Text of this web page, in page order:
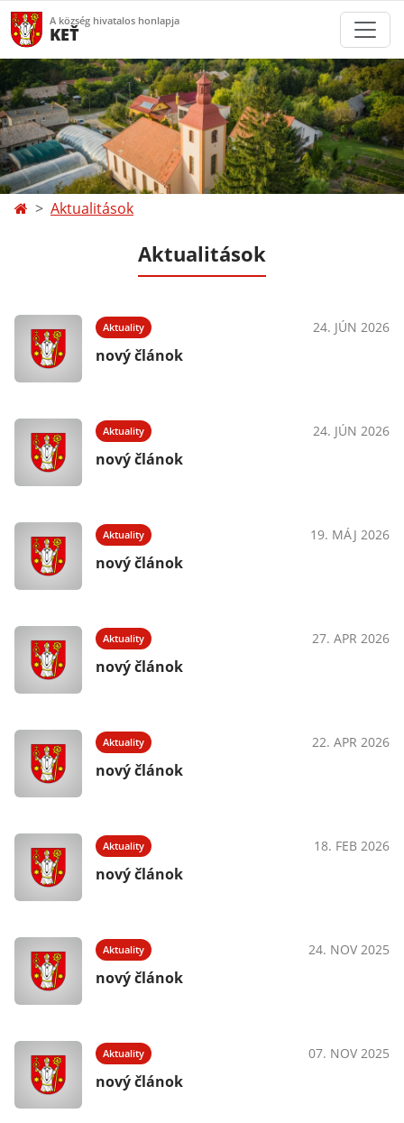
A község hivatalos honlapja
KEŤ
Aktualitások
Aktualitások
Aktuality 24. JÚN 2026
nový článok
Aktuality 24. JÚN 2026
nový článok
Aktuality 19. MÁJ 2026
nový článok
Aktuality 27. APR 2026
nový článok
Aktuality 22. APR 2026
nový článok
Aktuality 18. FEB 2026
nový článok
Aktuality 24. NOV 2025
nový článok
Aktuality 07. NOV 2025
nový článok